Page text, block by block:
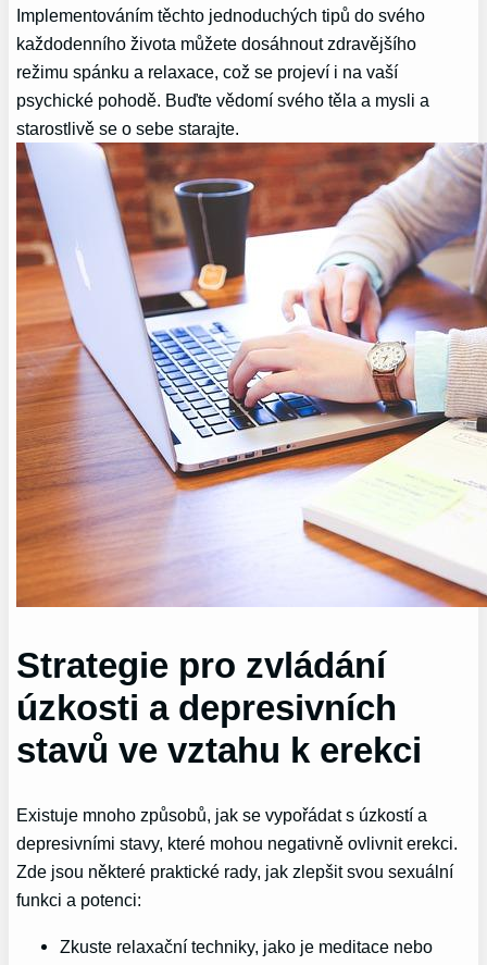
Implementováním těchto jednoduchých tipů do svého
každodenního života můžete dosáhnout zdravějšího
režimu spánku a relaxace, což se projeví i na vaší
psychické pohodě. Buďte vědomí svého těla a mysli a
starostlivě se o sebe starajte.
Strategie pro zvládání
úzkosti a depresivních
stavů ve vztahu k erekci
Existuje mnoho způsobů, jak se vypořádat s úzkostí a
depresivními stavy, které mohou negativně ovlivnit erekci.
Zde jsou některé praktické rady, jak zlepšit svou sexuální
funkci a potenci:
Zkuste relaxační techniky, jako je meditace nebo